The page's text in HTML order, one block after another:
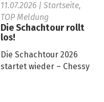
11.07.2026 | Startseite,
TOP Meldung
Die Schachtour rollt
los!
Die Schachtour 2026
startet wieder – Chessy